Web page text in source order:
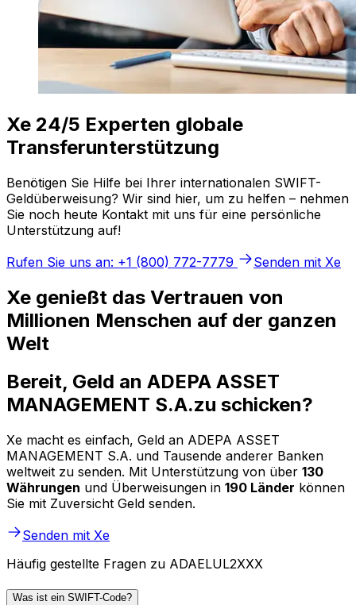
Xe 24/5 Experten globale
Transferunterstützung
Benötigen Sie Hilfe bei Ihrer internationalen SWIFT-
Geldüberweisung? Wir sind hier, um zu helfen – nehmen
Sie noch heute Kontakt mit uns für eine persönliche
Unterstützung auf!
Rufen Sie uns an: +1 (800) 772-7779
Senden mit Xe
Xe genießt das Vertrauen von
Millionen Menschen auf der ganzen
Welt
Bereit, Geld an ADEPA ASSET
MANAGEMENT S.A.zu schicken?
Xe macht es einfach, Geld an ADEPA ASSET
MANAGEMENT S.A. und Tausende anderer Banken
weltweit zu senden. Mit Unterstützung von über 130
Währungen und Überweisungen in 190 Länder können
Sie mit Zuversicht Geld senden.
Senden mit Xe
Häufig gestellte Fragen zu ADAELUL2XXX
Was ist ein SWIFT-Code?